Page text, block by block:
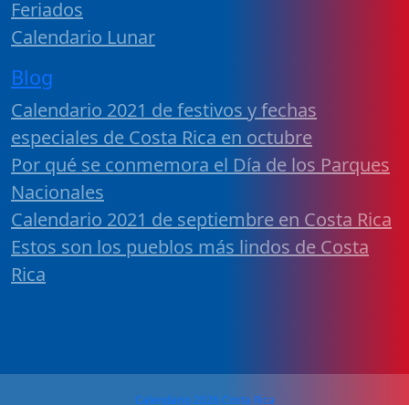
Feriados
Calendario Lunar
Blog
Calendario 2021 de festivos y fechas
especiales de Costa Rica en octubre
Por qué se conmemora el Día de los Parques
Nacionales
Calendario 2021 de septiembre en Costa Rica
Estos son los pueblos más lindos de Costa
Rica
Calendario 2026 Costa Rica